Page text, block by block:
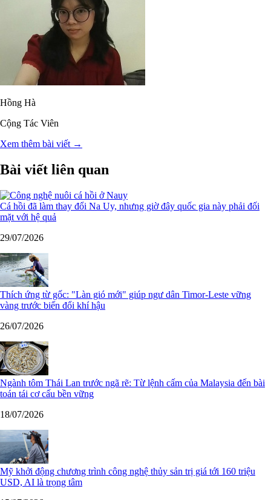
Hồng Hà
Cộng Tác Viên
Xem thêm bài viết →
Bài viết liên quan
Cá hồi đã làm thay đổi Na Uy, nhưng giờ đây quốc gia này phải đối
mặt với hệ quả
29/07/2026
Thích ứng từ gốc: "Làn gió mới" giúp ngư dân Timor-Leste vững
vàng trước biến đổi khí hậu
26/07/2026
Ngành tôm Thái Lan trước ngã rẽ: Từ lệnh cấm của Malaysia đến bài
toán tái cơ cấu bền vững
18/07/2026
Mỹ khởi động chương trình công nghệ thủy sản trị giá tới 160 triệu
USD, AI là trọng tâm